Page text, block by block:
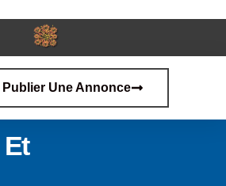
Publier Une Annonce